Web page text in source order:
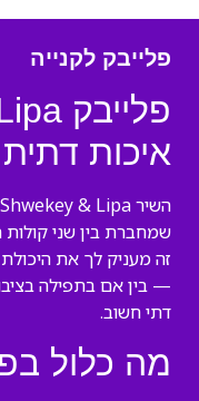
פלייבק לקנייה
איכות
שמחברת בין שני קולות
זה מעניק לך את
— בין אם בתפילה
דתי חשוב.
מה כלול